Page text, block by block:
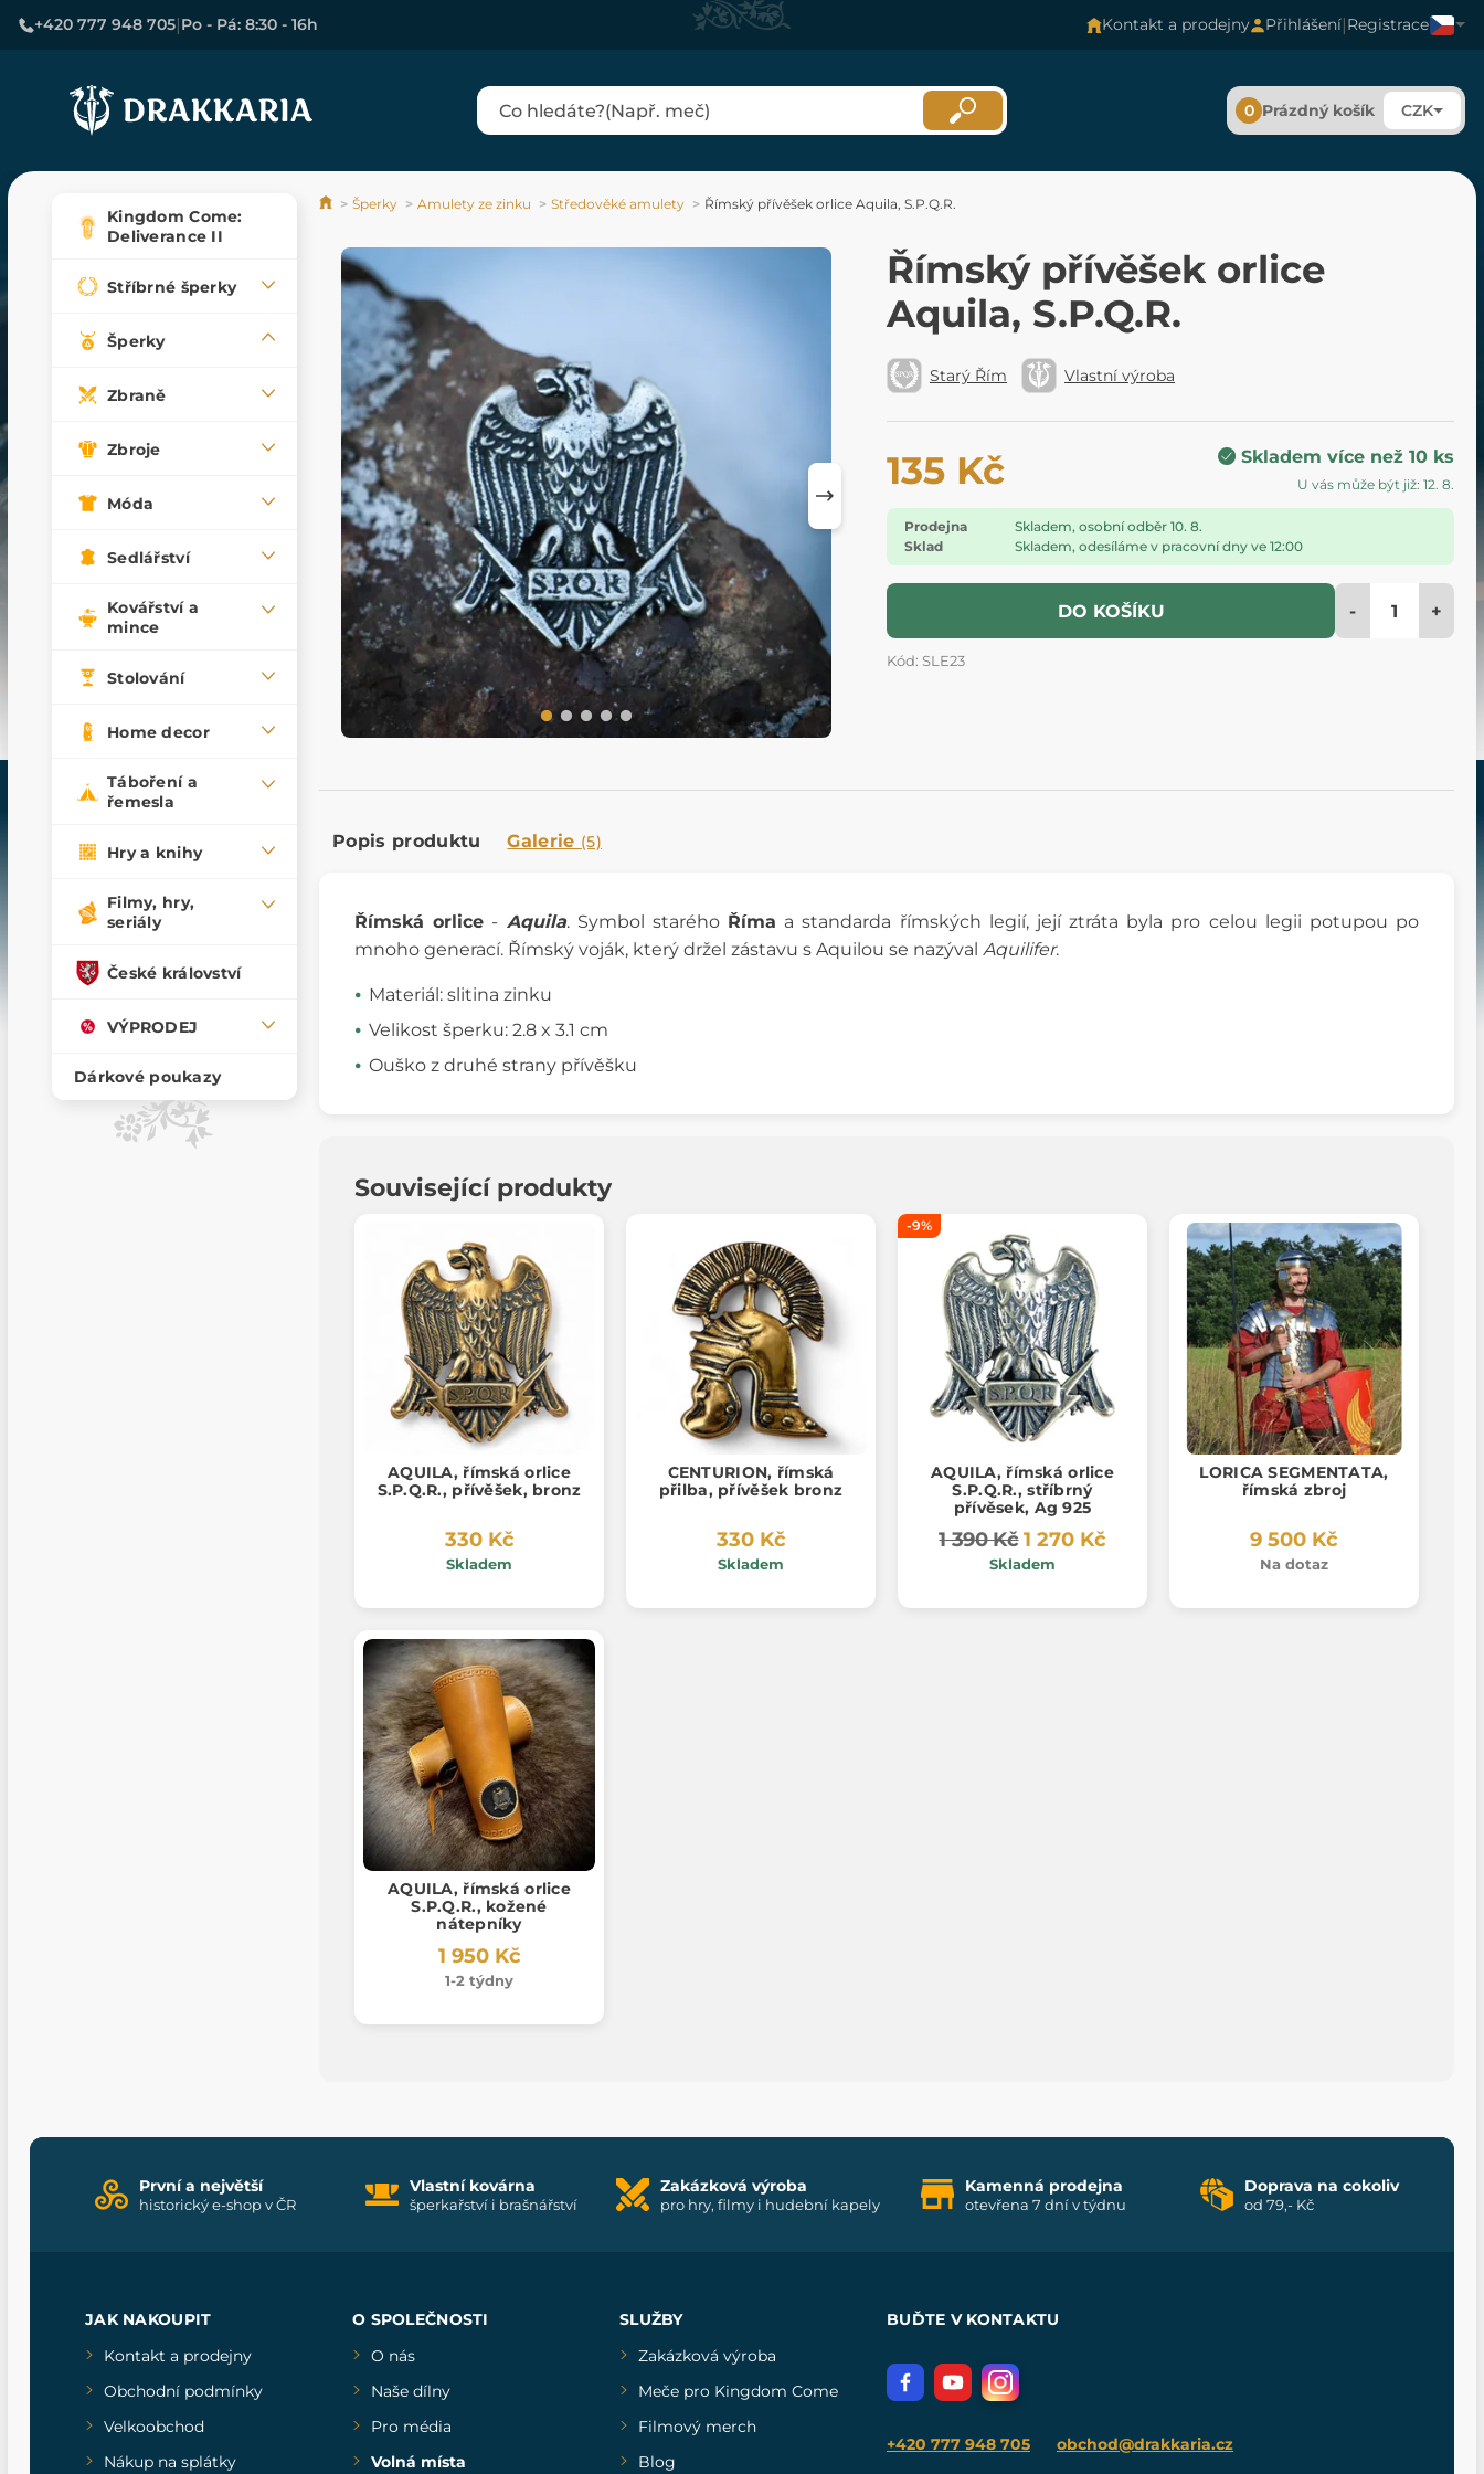
+420 777 948 705|Po - Pá: 8:30 - 16h Kontakt a prodejny Přihlášení|Registrace
0 Prázdný košík CZK
Kingdom Come:
Deliverance II
Stříbrné šperky
Šperky
Zbraně
Zbroje
Móda
Sedlářství
Kovářství a
mince
Stolování
Home decor
Táboření a
řemesla
Hry a knihy
Filmy, hry,
seriály
České království
VÝPRODEJ
Dárkové poukazy
Šperky Amulety ze zinku Středověké amulety Římský přívěšek orlice Aquila, S.P.Q.R.
Římský přívěšek orlice
Aquila, S.P.Q.R.
Starý Řím Vlastní výroba
135 Kč Skladem více než 10 ks
U vás může být již: 12. 8.
Prodejna
Skladem, osobní odběr 10. 8.
Sklad
Skladem, odesíláme v pracovní dny ve 12:00
DO KOŠÍKU - +
Kód: SLE23
Popis produktu Galerie (5)
Římská orlice - Aquila. Symbol starého Říma a standarda římských legií, její ztráta byla pro celou legii potupou po
mnoho generací. Římský voják, který držel zástavu s Aquilou se nazýval Aquilifer.
Materiál: slitina zinku
Velikost šperku: 2.8 x 3.1 cm
Ouško z druhé strany přívěšku
Související produkty
AQUILA, římská orlice
S.P.Q.R., přívěšek, bronz
330 Kč
Skladem
CENTURION, římská
přilba, přívěšek bronz
330 Kč
Skladem
-9%
AQUILA, římská orlice
S.P.Q.R., stříbrný
přívěsek, Ag 925
1 390 Kč 1 270 Kč
Skladem
LORICA SEGMENTATA,
římská zbroj
9 500 Kč
Na dotaz
AQUILA, římská orlice
S.P.Q.R., kožené
nátepníky
1 950 Kč
1-2 týdny
První a největší
historický e-shop v ČR
Vlastní kovárna
šperkařství i brašnářství
Zakázková výroba
pro hry, filmy i hudební kapely
Kamenná prodejna
otevřena 7 dní v týdnu
Doprava na cokoliv
od 79,- Kč
JAK NAKOUPIT
Kontakt a prodejny
Obchodní podmínky
Velkoobchod
Nákup na splátky
O SPOLEČNOSTI
O nás
Naše dílny
Pro média
Volná místa
SLUŽBY
Zakázková výroba
Meče pro Kingdom Come
Filmový merch
Blog
BUĎTE V KONTAKTU
+420 777 948 705 obchod@drakkaria.cz